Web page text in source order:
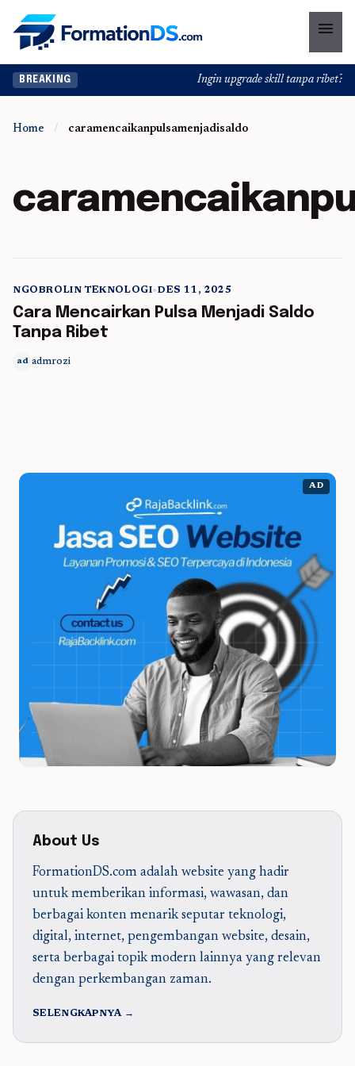
menu
BREAKING Ingin upgrade skill tanpa ribet?
Home / caramencaikanpulsamenjadisaldo
5 min read
NGOBROLIN TEKNOLOGI•DES 11, 2025
Cara Mencairkan Pulsa Menjadi Saldo
Tanpa Ribet
ad admrozi
AD
About Us
FormationDS.com adalah website yang hadir
untuk memberikan informasi, wawasan, dan
berbagai konten menarik seputar teknologi,
digital, internet, pengembangan website, desain,
serta berbagai topik modern lainnya yang relevan
dengan perkembangan zaman.
SELENGKAPNYA →